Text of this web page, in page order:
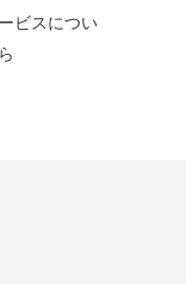
ビスについ